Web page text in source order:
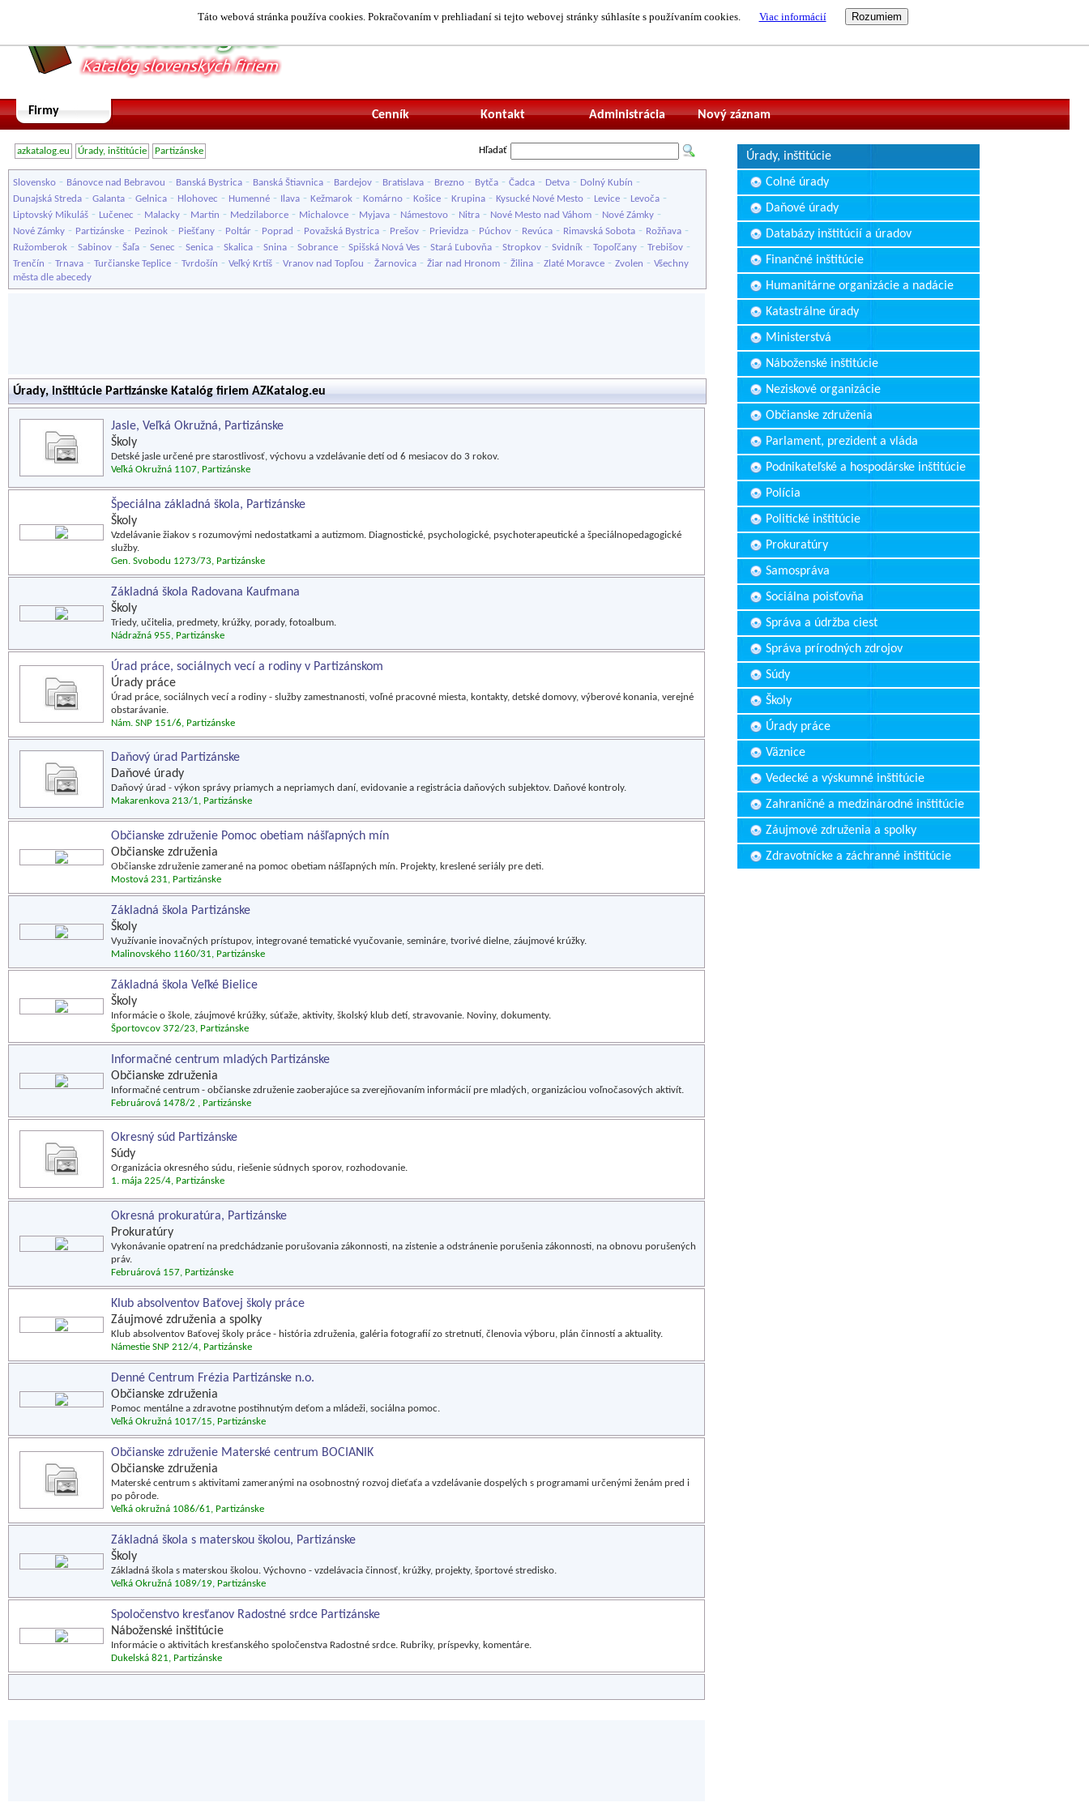
Táto webová stránka používa cookies. Pokračovaním v prehliadaní si tejto webovej stránky súhlasíte s používaním cookies. Viac informácií
Firmy Nový záznam
Administrácia
Kontakt
Cenník
azkatalog.eu Úrady, inštitúcie Partizánske Hľadať
Slovensko - Bánovce nad Bebravou - Banská Bystrica - Banská Štiavnica - Bardejov - Bratislava - Brezno - Bytča - Čadca - Detva - Dolný Kubín -
Dunajská Streda - Galanta - Gelnica - Hlohovec - Humenné - Ilava - Kežmarok - Komárno - Košice - Krupina - Kysucké Nové Mesto - Levice - Levoča -
Liptovský Mikuláš - Lučenec - Malacky - Martin - Medzilaborce - Michalovce - Myjava - Námestovo - Nitra - Nové Mesto nad Váhom - Nové Zámky -
Nové Zámky - Partizánske - Pezinok - Piešťany - Poltár - Poprad - Považská Bystrica - Prešov - Prievidza - Púchov - Revúca - Rimavská Sobota - Rožňava -
Ružomberok - Sabinov - Šaľa - Senec - Senica - Skalica - Snina - Sobrance - Spišská Nová Ves - Stará Ľubovňa - Stropkov - Svidník - Topoľčany - Trebišov -
Trenčín - Trnava - Turčianske Teplice - Tvrdošín - Veľký Krtíš - Vranov nad Topľou - Žarnovica - Žiar nad Hronom - Žilina - Zlaté Moravce - Zvolen - Všechny
města dle abecedy
Úrady, inštitúcie Partizánske Katalóg firiem AZKatalog.eu
Jasle, Veľká Okružná, Partizánske
Školy
Detské jasle určené pre starostlivosť, výchovu a vzdelávanie detí od 6 mesiacov do 3 rokov.
Veľká Okružná 1107, Partizánske
Špeciálna základná škola, Partizánske
Školy
Vzdelávanie žiakov s rozumovými nedostatkami a autizmom. Diagnostické, psychologické, psychoterapeutické a špeciálnopedagogické
služby.
Gen. Svobodu 1273/73, Partizánske
Základná škola Radovana Kaufmana
Školy
Triedy, učitelia, predmety, krúžky, porady, fotoalbum.
Nádražná 955, Partizánske
Úrad práce, sociálnych vecí a rodiny v Partizánskom
Úrady práce
Úrad práce, sociálnych vecí a rodiny - služby zamestnanosti, voľné pracovné miesta, kontakty, detské domovy, výberové konania, verejné
obstarávanie.
Nám. SNP 151/6, Partizánske
Daňový úrad Partizánske
Daňové úrady
Daňový úrad - výkon správy priamych a nepriamych daní, evidovanie a registrácia daňových subjektov. Daňové kontroly.
Makarenkova 213/1, Partizánske
Občianske združenie Pomoc obetiam nášľapných mín
Občianske združenia
Občianske združenie zamerané na pomoc obetiam nášľapných mín. Projekty, kreslené seriály pre deti.
Mostová 231, Partizánske
Základná škola Partizánske
Školy
Využívanie inovačných prístupov, integrované tematické vyučovanie, semináre, tvorivé dielne, záujmové krúžky.
Malinovského 1160/31, Partizánske
Základná škola Veľké Bielice
Školy
Informácie o škole, záujmové krúžky, súťaže, aktivity, školský klub detí, stravovanie. Noviny, dokumenty.
Športovcov 372/23, Partizánske
Informačné centrum mladých Partizánske
Občianske združenia
Informačné centrum - občianske združenie zaoberajúce sa zverejňovaním informácií pre mladých, organizáciou voľnočasových aktivít.
Februárová 1478/2 , Partizánske
Okresný súd Partizánske
Súdy
Organizácia okresného súdu, riešenie súdnych sporov, rozhodovanie.
1. mája 225/4, Partizánske
Okresná prokuratúra, Partizánske
Prokuratúry
Vykonávanie opatrení na predchádzanie porušovania zákonnosti, na zistenie a odstránenie porušenia zákonnosti, na obnovu porušených
práv.
Februárová 157, Partizánske
Klub absolventov Baťovej školy práce
Záujmové združenia a spolky
Klub absolventov Baťovej školy práce - história združenia, galéria fotografií zo stretnutí, členovia výboru, plán činností a aktuality.
Námestie SNP 212/4, Partizánske
Denné Centrum Frézia Partizánske n.o.
Občianske združenia
Pomoc mentálne a zdravotne postihnutým deťom a mládeži, sociálna pomoc.
Veľká Okružná 1017/15, Partizánske
Občianske združenie Materské centrum BOCIANIK
Občianske združenia
Materské centrum s aktivitami zameranými na osobnostný rozvoj dieťaťa a vzdelávanie dospelých s programami určenými ženám pred i
po pôrode.
Veľká okružná 1086/61, Partizánske
Základná škola s materskou školou, Partizánske
Školy
Základná škola s materskou školou. Výchovno - vzdelávacia činnosť, krúžky, projekty, športové stredisko.
Veľká Okružná 1089/19, Partizánske
Spoločenstvo kresťanov Radostné srdce Partizánske
Náboženské inštitúcie
Informácie o aktivitách kresťanského spoločenstva Radostné srdce. Rubriky, príspevky, komentáre.
Dukelská 821, Partizánske
Úrady, inštitúcie
Colné úrady
Daňové úrady
Databázy inštitúcií a úradov
Finančné inštitúcie
Humanitárne organizácie a nadácie
Katastrálne úrady
Ministerstvá
Náboženské inštitúcie
Neziskové organizácie
Občianske združenia
Parlament, prezident a vláda
Podnikateľské a hospodárske inštitúcie
Polícia
Politické inštitúcie
Prokuratúry
Samospráva
Sociálna poisťovňa
Správa a údržba ciest
Správa prírodných zdrojov
Súdy
Školy
Úrady práce
Väznice
Vedecké a výskumné inštitúcie
Zahraničné a medzinárodné inštitúcie
Záujmové združenia a spolky
Zdravotnícke a záchranné inštitúcie